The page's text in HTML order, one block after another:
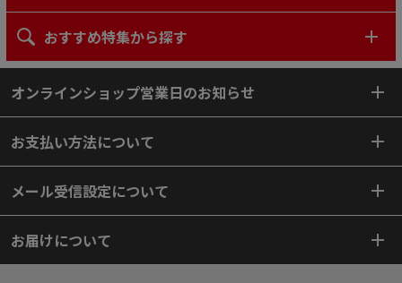
おすすめ特集から探す
オンラインショップ営業日のお知らせ
お支払い方法について
メール受信設定について
お届けについて